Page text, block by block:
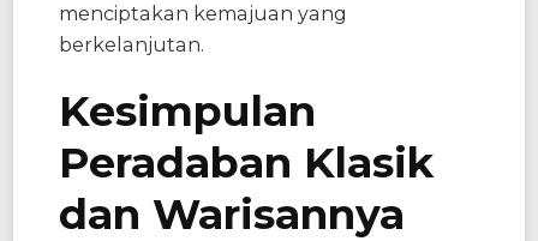
menciptakan kemajuan yang
berkelanjutan.
Kesimpulan
Peradaban Klasik
dan Warisannya